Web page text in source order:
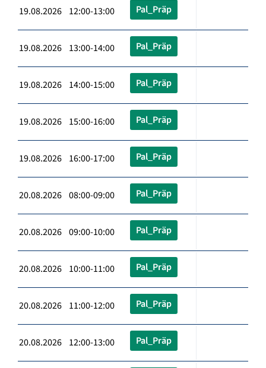
19.08.2026 12:00-13:00 Pal_Präp
19.08.2026 13:00-14:00 Pal_Präp
19.08.2026 14:00-15:00 Pal_Präp
19.08.2026 15:00-16:00 Pal_Präp
19.08.2026 16:00-17:00 Pal_Präp
20.08.2026 08:00-09:00 Pal_Präp
20.08.2026 09:00-10:00 Pal_Präp
20.08.2026 10:00-11:00 Pal_Präp
20.08.2026 11:00-12:00 Pal_Präp
20.08.2026 12:00-13:00 Pal_Präp